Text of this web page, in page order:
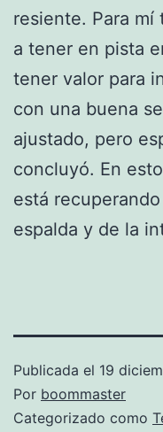
resiente. Para
a tener en pista
tener valor para
con una buena
ajustado, pero
concluyó. En
está
espalda y de la
Publicada el 19
Por boommaster
Categorizado como